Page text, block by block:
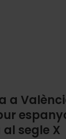
a
segle X